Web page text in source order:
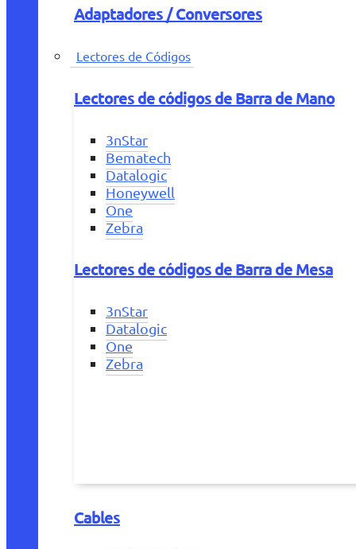
Adaptadores / Conversores
Lectores de Códigos
Lectores de códigos de Barra de Mano
3nStar
Bematech
Datalogic
Honeywell
One
Zebra
Lectores de códigos de Barra de Mesa
3nStar
Datalogic
One
Zebra
Cables